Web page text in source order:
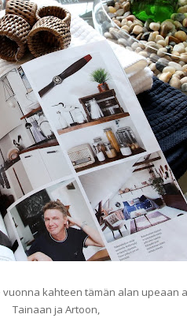
kahteen tämän alan upeaan
Tainaan ja Artoon,